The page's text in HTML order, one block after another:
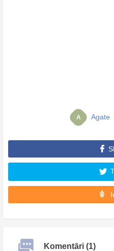
A Agate
Komentāri (1)